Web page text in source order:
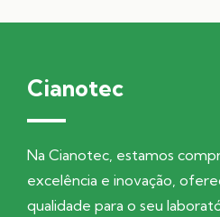
Cianotec
Na Cianotec, estamos
excelência e inovação,
qualidade para o seu